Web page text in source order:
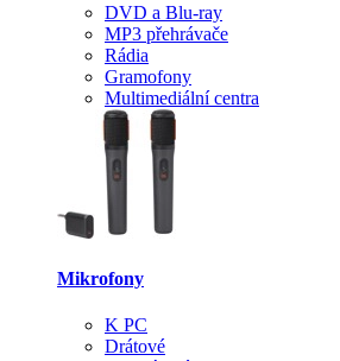
DVD a Blu-ray
MP3 přehrávače
Rádia
Gramofony
Multimediální centra
Mikrofony
K PC
Drátové